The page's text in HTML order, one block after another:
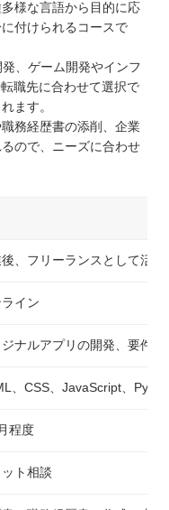
様な言語から目的に応
付けられるコースで
、ゲーム開発やインフ
職先に合わせて選択で
ます。
務経歴書の添削、企業
ので、ニーズに合わせ
、フリーランスとして活
イン
ジナルアプリの開発、要件
、CSS、JavaScript、
程度
ト相談